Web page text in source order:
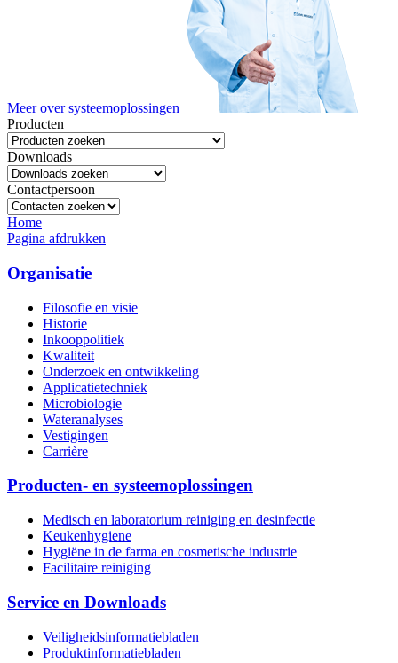
Meer over systeemoplossingen
Producten
Downloads
Contactpersoon
Home
Pagina afdrukken
Organisatie
Filosofie en visie
Historie
Inkooppolitiek
Kwaliteit
Onderzoek en ontwikkeling
Applicatietechniek
Microbiologie
Wateranalyses
Vestigingen
Carrière
Producten- en systeemoplossingen
Medisch en laboratorium reiniging en desinfectie
Keukenhygiene
Hygiëne in de farma en cosmetische industrie
Facilitaire reiniging
Service en Downloads
Veiligheidsinformatiebladen
Produktinformatiebladen